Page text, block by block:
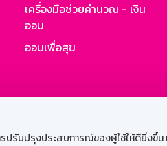
ปรับปรุงประสบการณ์ของผู้ใช้ให้ดียิ่งขึ้
เครื่องมือช่วยคำนวณ - เงิน
ออม
ออมเพื่อสุข